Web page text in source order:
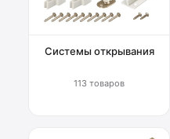
Системы открывания
113 товаров